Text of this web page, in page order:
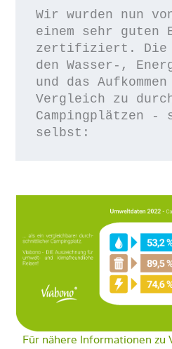
Wir wurden nun
einem sehr guten
zertifiziert. Die
den Wasser-,
und das
Vergleich zu
Campingplätzen -
selbst:
Für nähere Informationen zu